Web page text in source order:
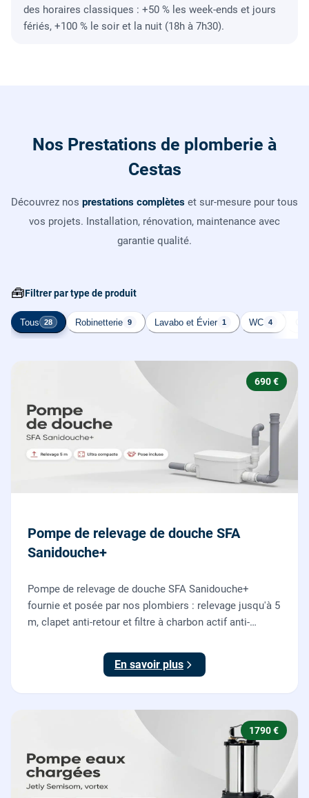
des horaires classiques : +50 % les week-ends et jours
fériés, +100 % le soir et la nuit (18h à 7h30).
Nos Prestations de plomberie à
Cestas
Découvrez nos prestations complètes et sur-mesure pour tous
vos projets. Installation, rénovation, maintenance avec
garantie qualité.
🧰Filtrer par type de produit
Tous 28 Robinetterie 9 Lavabo et Évier 1 WC 4
690 €
Pompe de relevage de douche SFA
Sanidouche+
Pompe de relevage de douche SFA Sanidouche+
fournie et posée par nos plombiers : relevage jusqu'à 5
m, clapet anti-retour et filtre à charbon actif anti-
En savoir plus
1790 €